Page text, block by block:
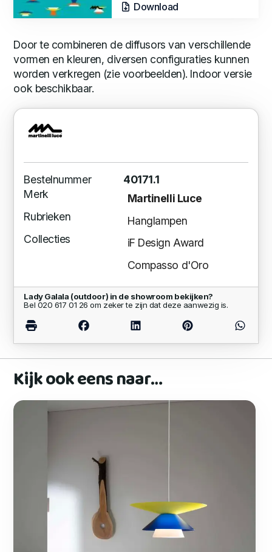
Download
Door te combineren de diffusors van verschillende
vormen en kleuren, diversen configuraties kunnen
worden verkregen (zie voorbeelden). Indoor versie
ook beschikbaar.
Bestelnummer
40171.1
Merk
Martinelli Luce
Rubrieken
Hanglampen
Collecties
iF Design Award
Compasso d'Oro
Lady Galala (outdoor) in de showroom bekijken?
Bel 020 617 01 26 om zeker te zijn dat deze aanwezig is.
Kijk ook eens naar…